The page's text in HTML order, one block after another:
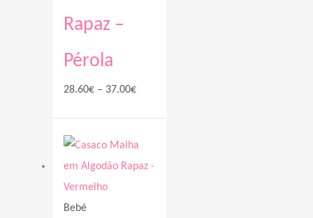
Rapaz –
Pérola
28.60€ – 37.00€
Bebé
range:
28.60€